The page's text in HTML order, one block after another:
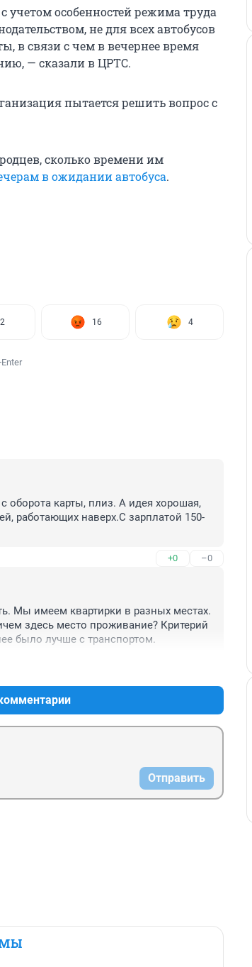
учетом особенностей режима труда
не для всех автобусов
в связи с чем в вечернее время
— сказали в ЦРТС.
пытается решить вопрос с
сколько времени им
в ожидании автобуса.
2 16 4
оборота карты, плиз. А идея хорошая,
работающих наверх.С зарплатой 150-
+0 –0
Мы имеем квартирки в разных местах.
здесь место проживание? Критерий
было лучше с транспортом.
Отправить